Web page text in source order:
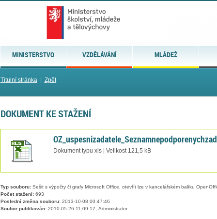
MINISTERSTVO VZDĚLÁVÁNÍ MLÁDEŽ
Titulní stránka| Zpět
DOKUMENT KE STAŽENÍ
Dokument typu xls | Velikost 121,5 kB
Typ souboru:Sešit s výpočty či grafy Microsoft Office, otevřít lze v kancelářském balíku
Počet stažení:693
Poslední změna souboru:2013-10-08 00:47:46
Soubor publikován:2010-05-26 11:09:17, Administrator